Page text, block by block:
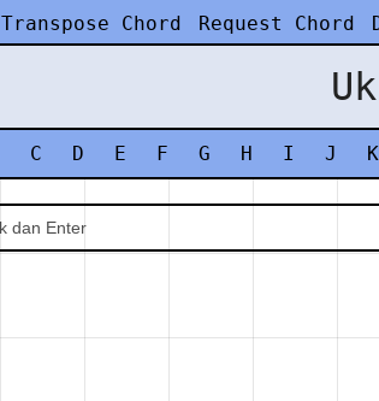
Transpose Chord Request Chord
C D E F G H I J K